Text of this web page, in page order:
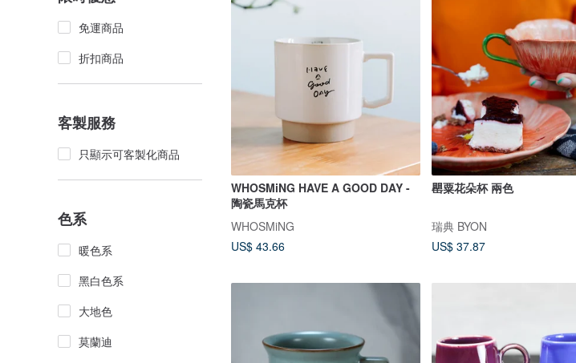
免運商品
折扣商品
客製服務
只顯示可客製化商品
色系
暖色系
黑白色系
大地色
莫蘭迪
WHOSMiNG HAVE A GOOD DAY -
陶瓷馬克杯
WHOSMiNG
US$ 43.66
罌粟花朵杯 兩色
瑞典 BYON
US$ 37.87